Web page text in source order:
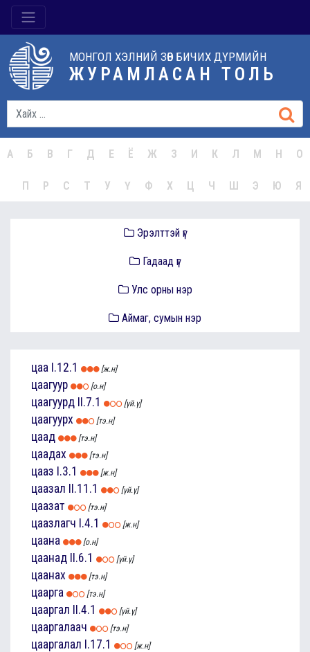
МОНГОЛ ХЭЛНИЙ ЗӨВ БИЧИХ ДҮРМИЙН
ЖУРАМЛАСАН ТОЛЬ
А Б В Г Д Е Ё Ж З И К Л М Н О
П Р С Т У Ү Ф Х Ц Ч Ш Э Ю Я
Эрэлттэй үг
Гадаад үг
Улс орны нэр
Аймаг, сумын нэр
цаа I.12.1 [ж.н]
цаагуур [о.н]
цаагуурд II.7.1 [үй.ү]
цаагуурх [тэ.н]
цаад [тэ.н]
цаадах [тэ.н]
цааз I.3.1 [ж.н]
цаазал II.11.1 [үй.ү]
цаазат [тэ.н]
цаазлагч I.4.1 [ж.н]
цаана [о.н]
цаанад II.6.1 [үй.ү]
цаанах [тэ.н]
цаарга [тэ.н]
цааргал II.4.1 [үй.ү]
цааргалаач [тэ.н]
цааргалал I.17.1 [ж.н]